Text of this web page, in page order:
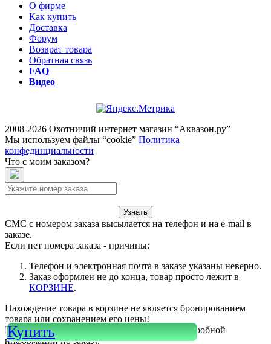
Купить
О фирме
Как купить
Доставка
Форум
Возврат товара
Обратная связь
FAQ
Видео
2008-2026 Охотничий интернет магазин “Аквазон.ру”
Мы используем файлы “cookie” Политика
конфединциальности
Что с моим заказом?
Узнать
СМС с номером заказа высылается на телефон и на e-mail в
заказе.
Если нет номера заказа - причины:
Телефон и электронная почта в заказе указаны неверно.
Заказ оформлен не до конца, товар просто лежит в
КОРЗИНЕ.
Нахождение товара в корзине не является бронированием
товара или сохранением его цены!
Или войдите в свой
для более подробной
информации по заказу.